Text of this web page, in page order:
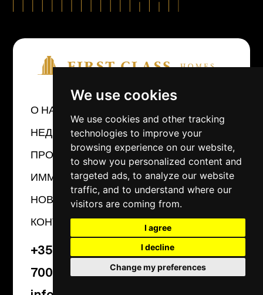
We use cookies
We use cookies and other tracking
technologies to improve your
browsing experience on our website,
to show you personalized content and
targeted ads, to analyze our website
traffic, and to understand where our
visitors are coming from.
I agree
I decline
Change my preferences
О НАС
НЕДВИЖИМОСТЬ
ПРОЕКТЫ
ИММИГРАЦИЯ
НОВОСТИ
КОНТАКТЫ
+357 25 310243
7000 0889